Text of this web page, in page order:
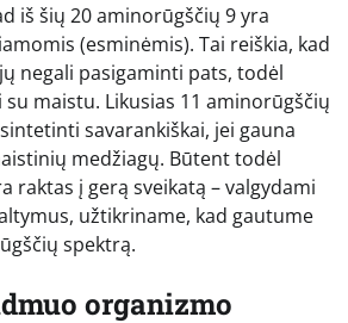
iš šių 20 aminorūgščių 9 yra
(esminėmis). Tai reiškia, kad
negali pasigaminti pats, todėl
maistu. Likusias 11 aminorūgščių
savarankiškai, jei gauna
medžiagų. Būtent todėl
raktas į gerą sveikatą – valgydami
užtikriname, kad gautume
spektrą.
organizmo